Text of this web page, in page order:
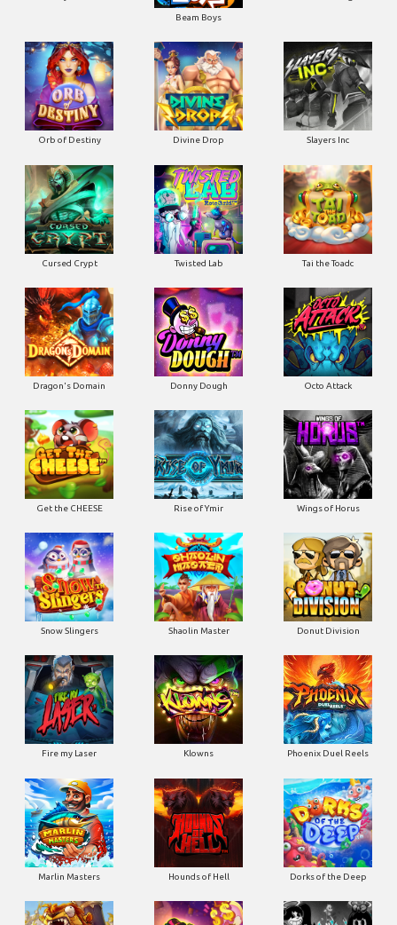
Beam Boys
Orb of Destiny Divine Drop Slayers Inc
Cursed Crypt Twisted Lab Tai the Toadc
Dragon's Domain Donny Dough Octo Attack
Get the CHEESE Rise of Ymir Wings of Horus
Snow Slingers Shaolin Master Donut Division
Fire my Laser Klowns Phoenix Duel Reels
Marlin Masters Hounds of Hell Dorks of the Deep